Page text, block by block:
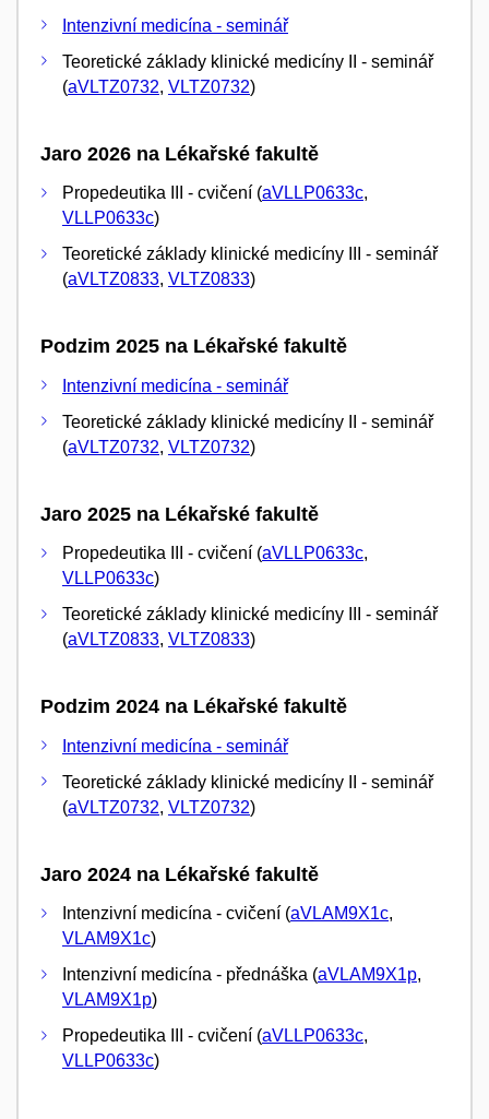
Intenzivní medicína - seminář
Teoretické základy klinické medicíny II - seminář
(aVLTZ0732, VLTZ0732)
Jaro 2026 na Lékařské fakultě
Propedeutika III - cvičení (aVLLP0633c,
VLLP0633c)
Teoretické základy klinické medicíny III - seminář
(aVLTZ0833, VLTZ0833)
Podzim 2025 na Lékařské fakultě
Intenzivní medicína - seminář
Teoretické základy klinické medicíny II - seminář
(aVLTZ0732, VLTZ0732)
Jaro 2025 na Lékařské fakultě
Propedeutika III - cvičení (aVLLP0633c,
VLLP0633c)
Teoretické základy klinické medicíny III - seminář
(aVLTZ0833, VLTZ0833)
Podzim 2024 na Lékařské fakultě
Intenzivní medicína - seminář
Teoretické základy klinické medicíny II - seminář
(aVLTZ0732, VLTZ0732)
Jaro 2024 na Lékařské fakultě
Intenzivní medicína - cvičení (aVLAM9X1c,
VLAM9X1c)
Intenzivní medicína - přednáška (aVLAM9X1p,
VLAM9X1p)
Propedeutika III - cvičení (aVLLP0633c,
VLLP0633c)